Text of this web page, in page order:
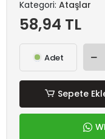
Kategori: Ataşlar
58,94 TL
Adet
Sepete